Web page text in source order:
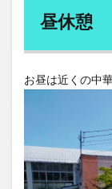
昼休憩
お昼は近くの中